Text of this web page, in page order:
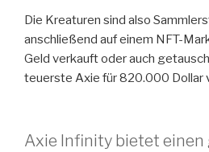
Die Kreaturen sind also
anschließend auf einem NFT-
Geld verkauft oder auch
teuerste Axie für 820.000 Dollar
Axie Infinity bietet einen